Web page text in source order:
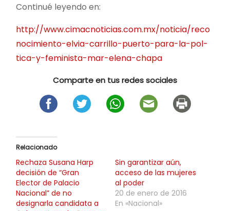
Continué leyendo en:
http://www.cimacnoticias.com.mx/noticia/reco
nocimiento-elvia-carrillo-puerto-para-la-pol-
tica-y-feminista-mar-elena-chapa
Comparte en tus redes sociales
Relacionado
Rechaza Susana Harp
decisión de “Gran
Elector de Palacio
Nacional” de no
designarla candidata a
Sin garantizar aún,
acceso de las mujeres
al poder
20 de enero de 2016
En «Nacional»